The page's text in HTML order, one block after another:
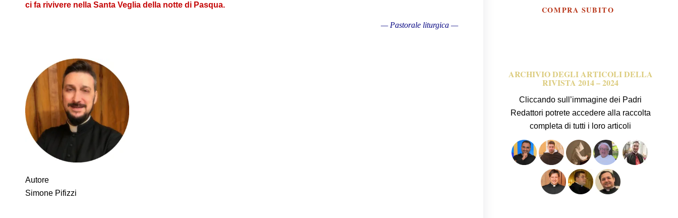
ci fa rivivere nella Santa Veglia della notte di Pasqua.
— Pastorale liturgica —
Autore
Simone Pifizzi
ARCHIVIO DEGLI ARTICOLI DELLA
RIVISTA 2014 – 2024
Cliccando sull’immagine dei Padri
Redattori potrete accedere alla raccolta
completa di tutti i loro articoli